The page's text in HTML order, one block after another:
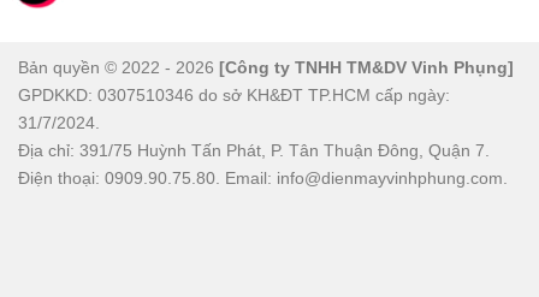
Bản quyền © 2022 - 2026 [Công ty TNHH TM&DV Vinh Phụng]
GPDKKD: 0307510346 do sở KH&ĐT TP.HCM cấp ngày:
31/7/2024.
Địa chỉ: 391/75 Huỳnh Tấn Phát, P. Tân Thuận Đông, Quận 7.
Điện thoại: 0909.90.75.80. Email: info@dienmayvinhphung.com.